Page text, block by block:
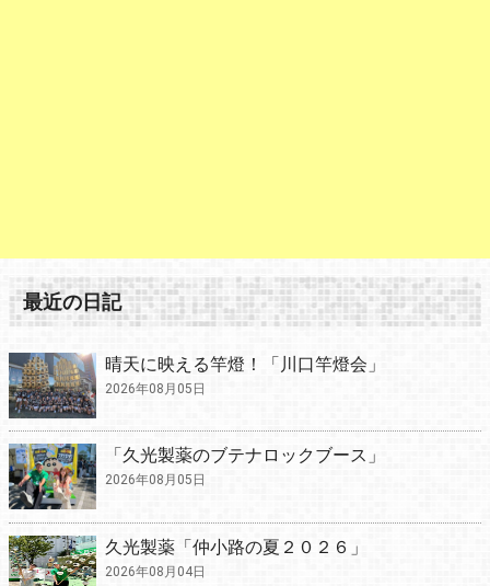
最近の日記
晴天に映える竿燈！「川口竿燈会」
2026年08月05日
「久光製薬のブテナロックブース」
2026年08月05日
久光製薬「仲小路の夏２０２６」
2026年08月04日